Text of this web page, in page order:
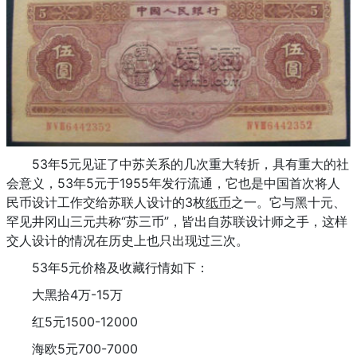
53年5元见证了中苏关系的几次重大转折，具有重大的社
会意义，53年5元于1955年发行流通，它也是中国首次将人
民币设计工作交给苏联人设计的3枚纸币之一。它与黑十元、
罕见井冈山三元共称“苏三币”，皆出自苏联设计师之手，这样
交人设计的情况在历史上也只出现过三次。
53年5元价格及收藏行情如下：
大黑拾4万-15万
红5元1500-12000
海欧5元700-7000